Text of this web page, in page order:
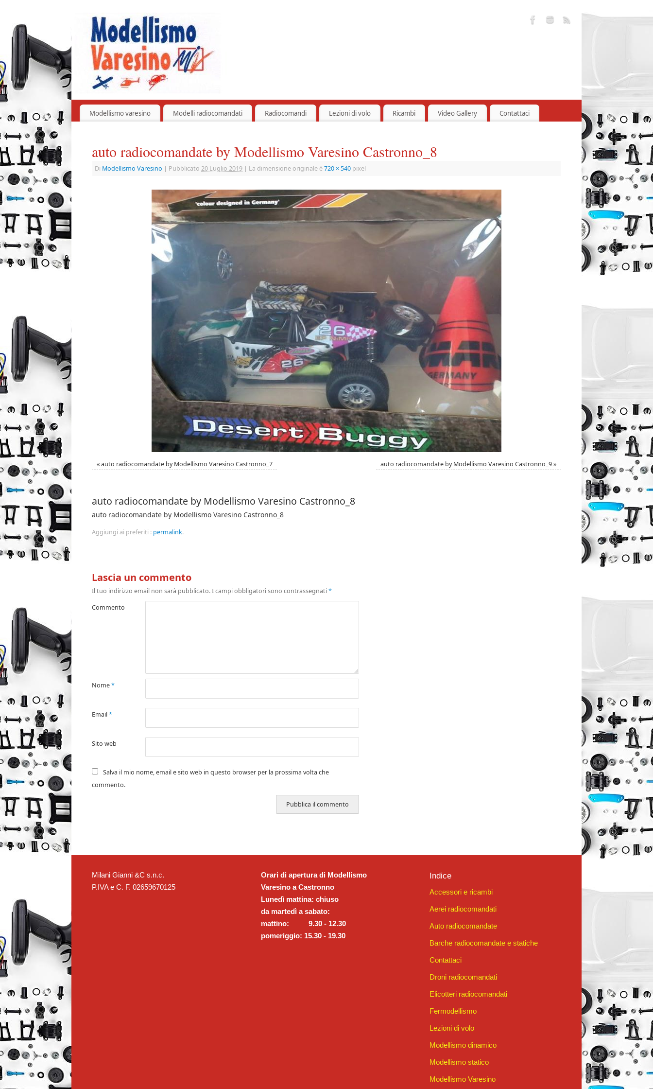
Modellismo varesino Modelli radiocomandati Radiocomandi Lezioni di volo Ricambi Video Gallery Contattaci
auto radiocomandate by Modellismo Varesino Castronno_8
Di Modellismo Varesino | Pubblicato 20 Luglio 2019 | La dimensione originale è720 × 540 pixel
«auto radiocomandate by Modellismo Varesino Castronno_7 auto radiocomandate by Modellismo Varesino Castronno_9»
auto radiocomandate by Modellismo Varesino Castronno_8
auto radiocomandate by Modellismo Varesino Castronno_8
Aggiungi ai preferiti : permalink.
Lascia un commento
Il tuo indirizzo email non sarà pubblicato.I campi obbligatori sono contrassegnati*
Commento
Nome*
Email*
Sito web
Salva il mio nome, email e sito web in questo browser per la prossima volta che
commento.
Milani Gianni &C s.n.c.
P.IVA e C. F. 02659670125
Orari di apertura di Modellismo
Varesino a Castronno
Lunedì mattina: chiuso
da martedì a sabato:
mattino: 9.30 - 12.30
pomeriggio: 15.30 - 19.30
Indice
Accessori e ricambi
Aerei radiocomandati
Auto radiocomandate
Barche radiocomandate e statiche
Contattaci
Droni radiocomandati
Elicotteri radiocomandati
Fermodellismo
Lezioni di volo
Modellismo dinamico
Modellismo statico
Modellismo Varesino